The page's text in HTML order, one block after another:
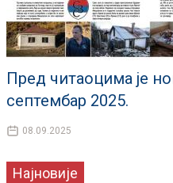
Пред читаоцима је
септембар 2025.
08.09.2025
Најновије